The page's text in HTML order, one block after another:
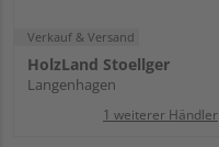
Verkauf & Versand
HolzLand Stoellger
Langenhagen
1 weiterer Händler